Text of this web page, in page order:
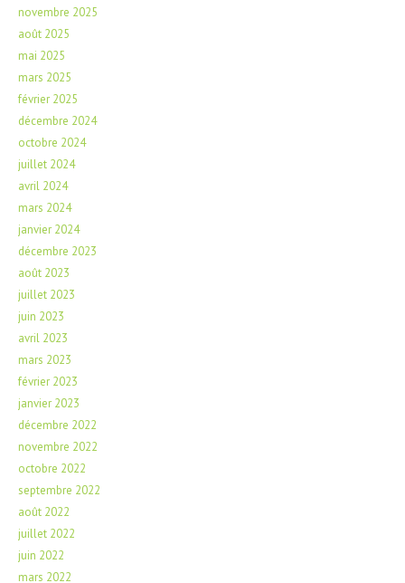
novembre 2025
août 2025
mai 2025
mars 2025
février 2025
décembre 2024
octobre 2024
juillet 2024
avril 2024
mars 2024
janvier 2024
décembre 2023
août 2023
juillet 2023
juin 2023
avril 2023
mars 2023
février 2023
janvier 2023
décembre 2022
novembre 2022
octobre 2022
septembre 2022
août 2022
juillet 2022
juin 2022
mars 2022